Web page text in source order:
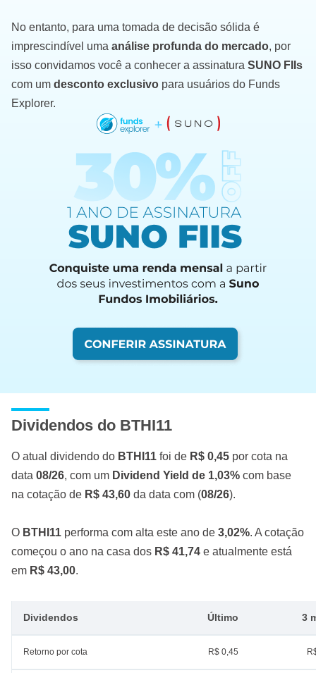
No entanto, para uma tomada de decisão sólida é
imprescindível uma análise profunda do mercado, por
isso convidamos você a conhecer a assinatura SUNO FIIs
com um desconto exclusivo para usuários do Funds
Explorer.
Dividendos do BTHI11
O atual dividendo do BTHI11 foi de R$ 0,45 por cota na
data 08/26, com um Dividend Yield de 1,03% com base
na cotação de R$ 43,60 da data com (08/26).
O BTHI11 performa com alta este ano de 3,02%. A cotação
começou o ano na casa dos R$ 41,74 e atualmente está
em R$ 43,00.
Dividendos Último 3
Retorno por cota R$ 0,45